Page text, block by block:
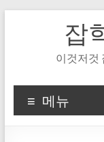
잡
이것저것
메뉴